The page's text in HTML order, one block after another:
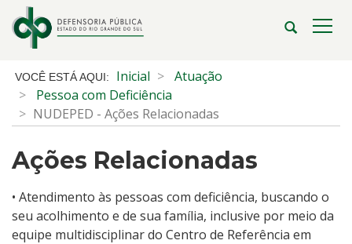
para
para
busca
Abrir
Início
conteúdo
Inicial
Atuação
Pessoa com Deficiência
NUDEPED - Ações Relacionadas
Ações Relacionadas
• Atendimento às pessoas com deficiência, buscando o
seu acolhimento e de sua família, inclusive por meio da
equipe multidisciplinar do Centro de Referência em